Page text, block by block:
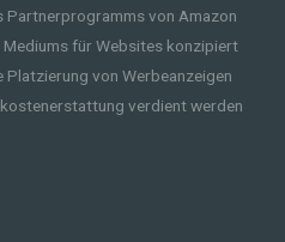
Partnerprogramms von Amazon
Mediums für Websites konzipiert
von Werbeanzeigen
verdient werden